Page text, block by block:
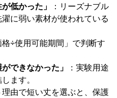
低かった」
：リーズナブル
に弱い素材が使われている
÷使用可能期間」で判断す
できなかった」
：実験用途
ます。
理由で短い丈を選ぶと、保護